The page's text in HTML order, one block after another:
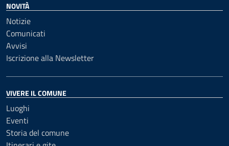
NOVITÀ
Notizie
Comunicati
Avvisi
Iscrizione alla Newsletter
VIVERE IL COMUNE
Luoghi
Eventi
Storia del comune